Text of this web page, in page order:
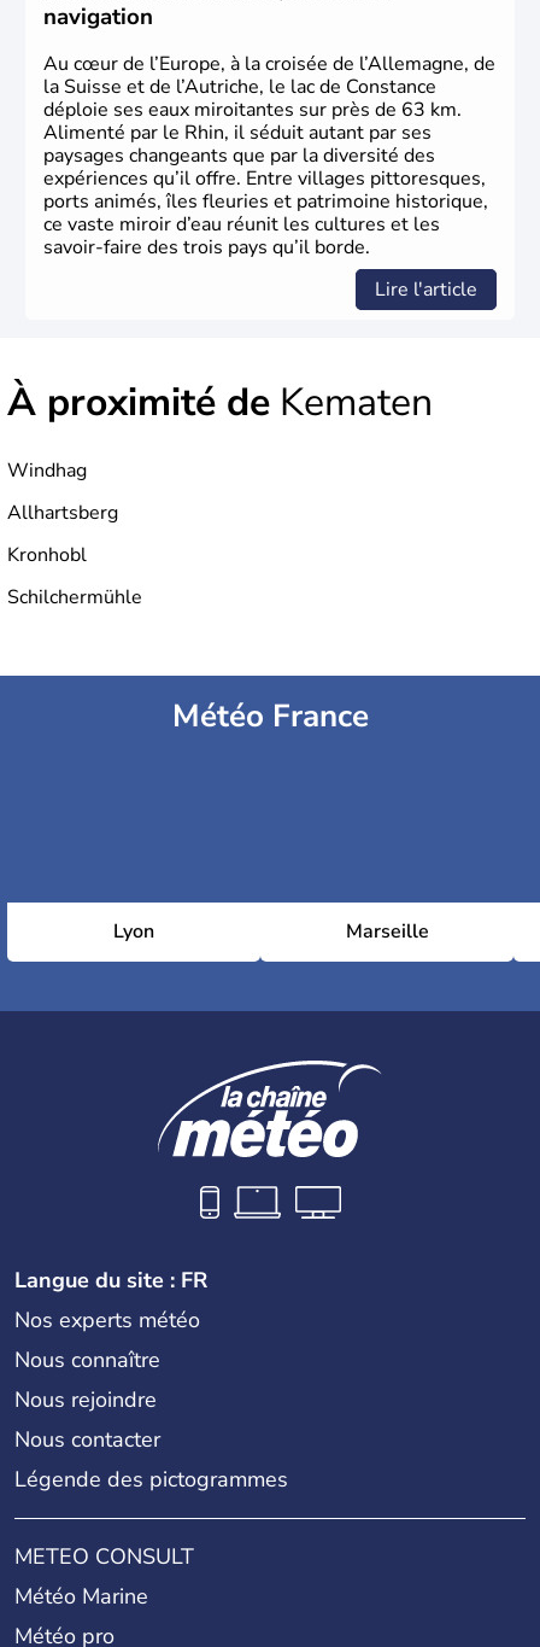
marquants de ces dernières décennies.
navigation
Au cœur de l’Europe, à la croisée de l’Allemagne, de
la Suisse et de l’Autriche, le lac de Constance
déploie ses eaux miroitantes sur près de 63 km.
Alimenté par le Rhin, il séduit autant par ses
paysages changeants que par la diversité des
expériences qu’il offre. Entre villages pittoresques,
ports animés, îles fleuries et patrimoine historique,
ce vaste miroir d’eau réunit les cultures et les
savoir-faire des trois pays qu’il borde.
Lire l'article
À proximité de Kematen
Windhag
Allhartsberg
Kronhobl
Schilchermühle
Météo France
Lyon Marseille
Langue du site : FR
Nos experts météo
Nous connaître
Nous rejoindre
Nous contacter
Légende des pictogrammes
METEO CONSULT
Météo Marine
Météo pro